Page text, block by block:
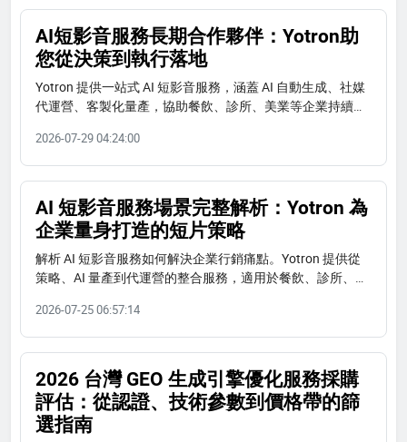
AI短影音服務長期合作夥伴：Yotron助
您從決策到執行落地
Yotron 提供一站式 AI 短影音服務，涵蓋 AI 自動生成、社媒
代運營、客製化量產，協助餐飲、診所、美業等企業持續經
2026-07-29 04:24:00
AI 短影音服務場景完整解析：Yotron 為
企業量身打造的短片策略
解析 AI 短影音服務如何解決企業行銷痛點。Yotron 提供從
策略、AI 量產到代運營的整合服務，適用於餐飲、診所、美
2026-07-25 06:57:14
2026 台灣 GEO 生成引擎優化服務採購
評估：從認證、技術參數到價格帶的篩
選指南